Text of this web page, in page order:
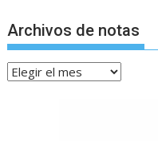
Archivos de notas
Archivos